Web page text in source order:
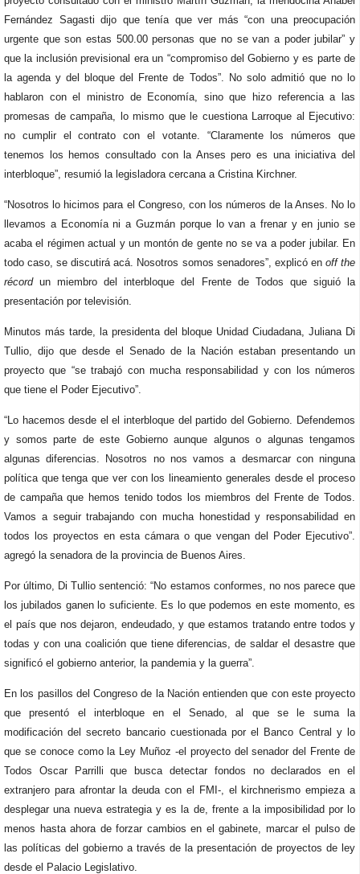
Fernández Sagasti dijo que tenía que ver más “con una preocupación
urgente que son estas 500.00 personas que no se van a poder jubilar” y
que la inclusión previsional era un “compromiso del Gobierno y es parte de
la agenda y del bloque del Frente de Todos”. No solo admitió que no lo
hablaron con el ministro de Economía, sino que hizo referencia a las
promesas de campaña, lo mismo que le cuestiona Larroque al Ejecutivo:
no cumplir el contrato con el votante. “Claramente los números que
tenemos los hemos consultado con la Anses pero es una iniciativa del
interbloque”, resumió la legisladora cercana a Cristina Kirchner.
“Nosotros lo hicimos para el Congreso, con los números de la Anses. No lo
llevamos a Economía ni a Guzmán porque lo van a frenar y en junio se
acaba el régimen actual y un montón de gente no se va a poder jubilar. En
todo caso, se discutirá acá. Nosotros somos senadores”, explicó enoff the
récordun miembro del interbloque del Frente de Todos que siguió la
presentación por televisión.
Minutos más tarde, la presidenta del bloque Unidad Ciudadana, Juliana Di
Tullio, dijo que desde el Senado de la Nación estaban presentando un
proyecto que “se trabajó con mucha responsabilidad y con los números
que tiene el Poder Ejecutivo”.
“Lo hacemos desde el el interbloque del partido del Gobierno. Defendemos
y somos parte de este Gobierno aunque algunos o algunas tengamos
algunas diferencias. Nosotros no nos vamos a desmarcar con ninguna
política que tenga que ver con los lineamiento generales desde el proceso
de campaña que hemos tenido todos los miembros del Frente de Todos.
Vamos a seguir trabajando con mucha honestidad y responsabilidad en
todos los proyectos en esta cámara o que vengan del Poder Ejecutivo”.
agregó la senadora de la provincia de Buenos Aires.
Por último, Di Tullio sentenció: “No estamos conformes, no nos parece que
los jubilados ganen lo suficiente. Es lo que podemos en este momento, es
el país que nos dejaron, endeudado, y que estamos tratando entre todos y
todas y con una coalición que tiene diferencias, de saldar el desastre que
significó el gobierno anterior, la pandemia y la guerra”.
En los pasillos del Congreso de la Nación entienden que con este proyecto
que presentó el interbloque en el Senado, al que se le suma la
modificación del secreto bancario cuestionada por el Banco Central y lo
que se conoce como la Ley Muñoz -el proyecto del senador del Frente de
Todos Oscar Parrilli que busca detectar fondos no declarados en el
extranjero para afrontar la deuda con el FMI-, el kirchnerismo empieza a
desplegar una nueva estrategia y es la de, frente a la imposibilidad por lo
menos hasta ahora de forzar cambios en el gabinete, marcar el pulso de
las políticas del gobierno a través de la presentación de proyectos de ley
desde el Palacio Legislativo.